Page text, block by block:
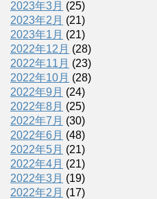
2023年3月 (25)
2023年2月 (21)
2023年1月 (21)
2022年12月 (28)
2022年11月 (23)
2022年10月 (28)
2022年9月 (24)
2022年8月 (25)
2022年7月 (30)
2022年6月 (48)
2022年5月 (21)
2022年4月 (21)
2022年3月 (19)
2022年2月 (17)